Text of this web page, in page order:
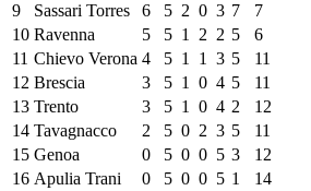
9
Sassari Torres 6 5 2 0 3 7
7
10 Ravenna 5 5 1 2 2 5
6
11 Chievo Verona 4 5 1 1 3 5
11
12 Brescia 3 5 1 0 4 5
11
13 Trento 3 5 1 0 4 2
12
14 Tavagnacco 2 5 0 2 3 5
11
15 Genoa 0 5 0 0 5 3
12
16 Apulia Trani 0 5 0 0 5 1
14